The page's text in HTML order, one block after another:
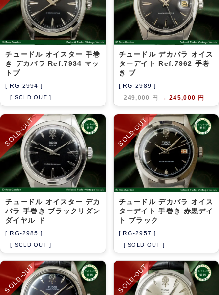
チュードル オイスター 手巻
き デカバラ Ref.7934 マッ
トブ
[ RG-2994 ]
[ SOLD OUT ]
チュードル デカバラ オイス
ターデイト Ref.7962 手巻
き ブ
[ RG-2989 ]
249,000 円→ 245,000 円
SOLD-OUT
チュードル オイスター デカ
バラ 手巻き ブラックリダン
ダイヤル ド
[ RG-2985 ]
[ SOLD OUT ]
SOLD-OUT
チュードル デカバラ オイス
ターデイト 手巻き 赤黒デイ
ト ブラック
[ RG-2957 ]
[ SOLD OUT ]
SOLD-OUT SOLD-OUT